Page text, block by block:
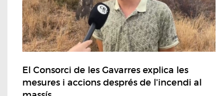
El Consorci de les Gavarres explica les
mesures i accions després de l'incendi al